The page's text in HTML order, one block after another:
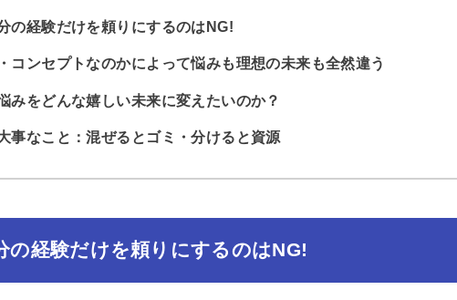
の経験だけを頼りにするのはNG!
コンセプトなのかによって悩みも理想の未来も全然違う
みをどんな嬉しい未来に変えたいのか？
事なこと：混ぜるとゴミ・分けると資源
の経験だけを頼りにするのはNG!